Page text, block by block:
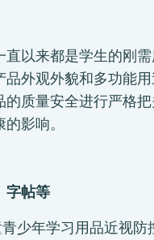
以来都是学生的刚
外观外貌和多功能
质量安全进行严格
影响。
字帖等
少年学习用品近视防